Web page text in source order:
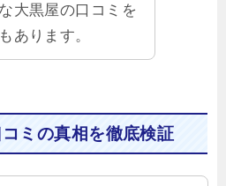
大黒屋の口コミを
あります。
ミの真相を徹底検証